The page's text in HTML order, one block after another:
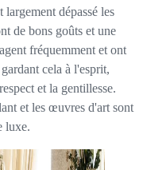
dépassé les
de bons goûts et une
fréquemment et ont
cela à l'esprit,
et la gentillesse.
et les œuvres d'art sont
luxe.